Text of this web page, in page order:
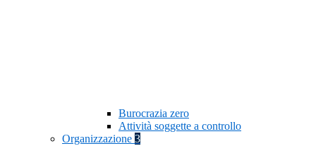
Burocrazia zero
Attività soggette a controllo
Organizzazione 3